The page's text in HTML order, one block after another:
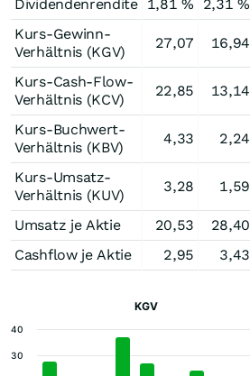
Dividendenrendite 1,81 % 2,31 %
Kurs-Gewinn-
Verhältnis (KGV)
27,07 16,94
Kurs-Cash-Flow-
Verhältnis (KCV)
22,85 13,14
Kurs-Buchwert-
Verhältnis (KBV)
4,33 2,24
Kurs-Umsatz-
Verhältnis (KUV)
3,28 1,59
Umsatz je Aktie 20,53 28,40
Cashflow je Aktie
2,95 3,43
KGV
30
40